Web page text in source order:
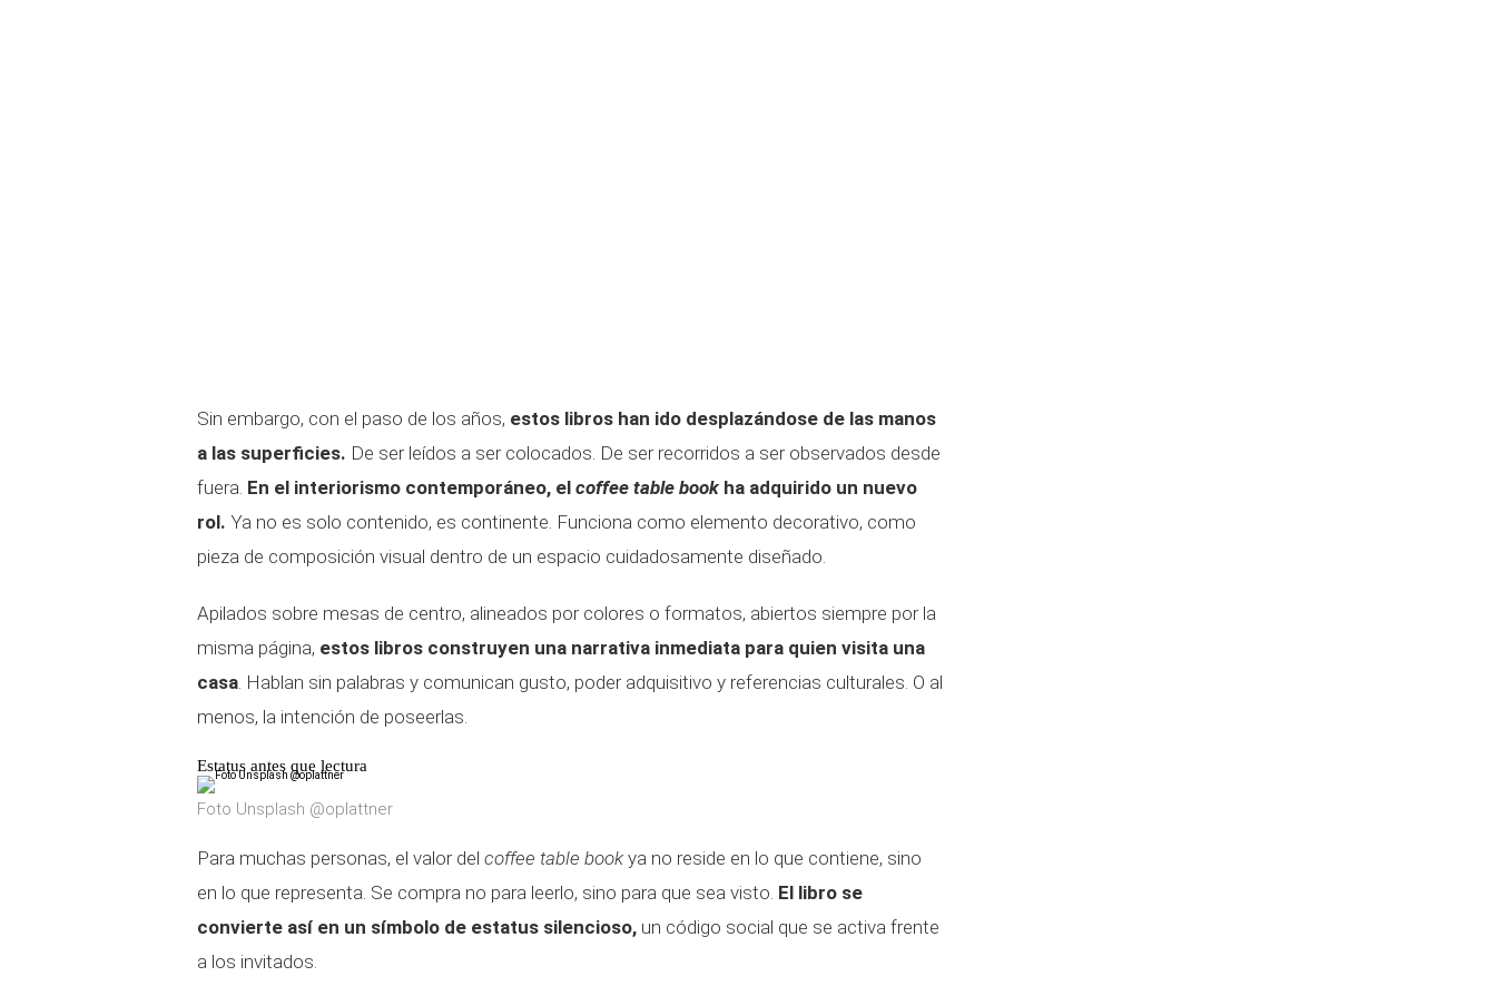
Sin embargo, con el paso de los años, estos libros han ido desplazándose de las manos
a las superficies. De ser leídos a ser colocados. De ser recorridos a ser observados desde
fuera. En el interiorismo contemporáneo, el coffee table bookha adquirido un nuevo
rol. Ya no es solo contenido, es continente. Funciona como elemento decorativo, como
pieza de composición visual dentro de un espacio cuidadosamente diseñado.
Apilados sobre mesas de centro, alineados por colores o formatos, abiertos siempre por la
misma página, estos libros construyen una narrativa inmediata para quien visita una
casa. Hablan sin palabras y comunican gusto, poder adquisitivo y referencias culturales. O al
menos, la intención de poseerlas.
Estatus antes que lectura
Foto Unsplash @oplattner
Para muchas personas, el valor del coffee table book ya no reside en lo que contiene, sino
en lo que representa. Se compra no para leerlo, sino para que sea visto. El libro se
convierte así en un símbolo de estatus silencioso, un código social que se activa frente
a los invitados.